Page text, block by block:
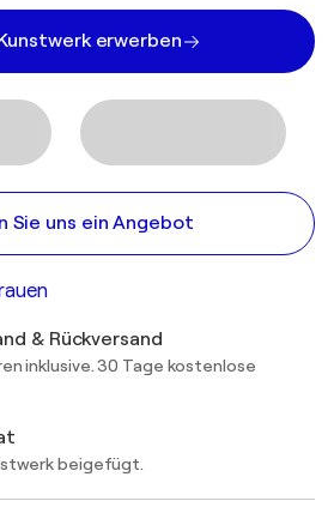
erwerben
Sie uns ein Angebot
& Rückversand
inklusive. 30 Tage kostenlose
beigefügt.